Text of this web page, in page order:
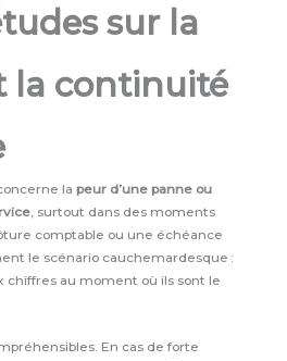
sur la
la continuité
lapeur d’une panne ou
, surtout dans des moments
comptable ou une échéance
le scénario cauchemardesque :
chiffres au moment où ils sont le
En cas de forte